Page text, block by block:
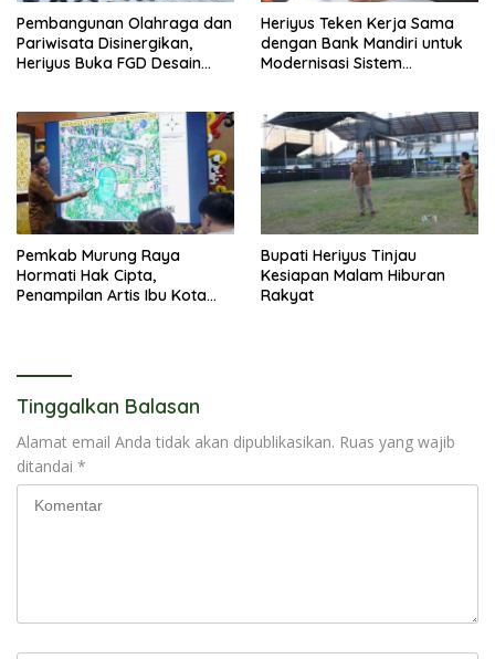
Pembangunan Olahraga dan
Pariwisata Disinergikan,
Heriyus Buka FGD Desain
Heriyus Teken Kerja Sama
dengan Bank Mandiri untuk
Modernisasi Sistem
Pemkab Murung Raya
Hormati Hak Cipta,
Penampilan Artis Ibu Kota
Bupati Heriyus Tinjau
Kesiapan Malam Hiburan
Rakyat
Tinggalkan Balasan
Alamat email Anda tidak akan dipublikasikan. Ruas yang wajib
ditandai *